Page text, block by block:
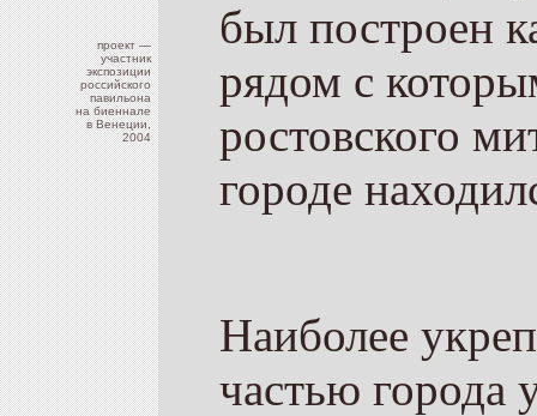
был построен
рядом с
ростовского
городе
Наиболее
частью
проект —
участник
экспозиции
российского
павильона
на биеннале
в Венеции,
2004